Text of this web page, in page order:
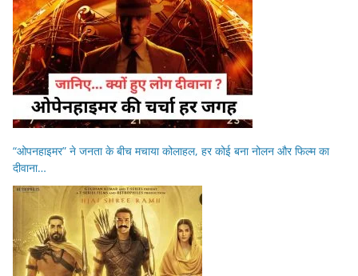
“ओपनहाइमर” ने जनता के बीच मचाया कोलाहल, हर कोई बना नोलन और फिल्म का
दीवाना…